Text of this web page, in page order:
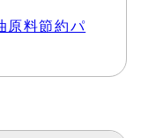
原料節約パ